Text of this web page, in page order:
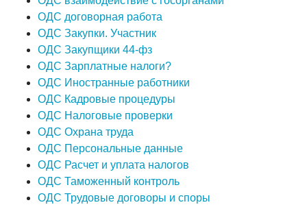
ОДС договорная работа
ОДС Закупки. Участник
ОДС Закупщики 44-фз
ОДС Зарплатные налоги?
ОДС Иностранные работники
ОДС Кадровые процедуры
ОДС Налоговые проверки
ОДС Охрана труда
ОДС Персональные данные
ОДС Расчет и уплата налогов
ОДС Таможенный контроль
ОДС Трудовые договоры и споры